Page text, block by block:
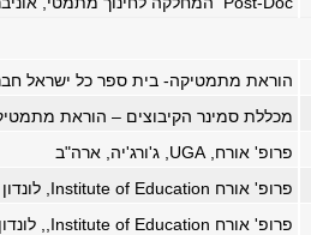
הוראת מתמטיקה- בית ספר כל ישראל
מכללת סמינר הקיבוצים – הוראת
פרופ' אורח, UGA, ג'ורג'יה, ארה"ב
פרופ' אורח Institute of Education, לונדון
פרופ' אורח Institute of Education,, לונדון